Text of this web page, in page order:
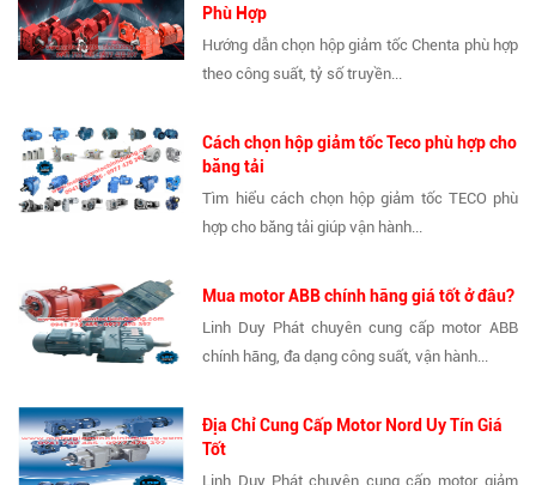
Phù Hợp
Hướng dẫn chọn hộp giảm tốc Chenta phù hợp
theo công suất, tỷ số truyền...
Cách chọn hộp giảm tốc Teco phù hợp cho
băng tải
Tìm hiểu cách chọn hộp giảm tốc TECO phù
hợp cho băng tải giúp vận hành...
Mua motor ABB chính hãng giá tốt ở đâu?
Linh Duy Phát chuyên cung cấp motor ABB
chính hãng, đa dạng công suất, vận hành...
Địa Chỉ Cung Cấp Motor Nord Uy Tín Giá
Tốt
Linh Duy Phát chuyên cung cấp motor giảm